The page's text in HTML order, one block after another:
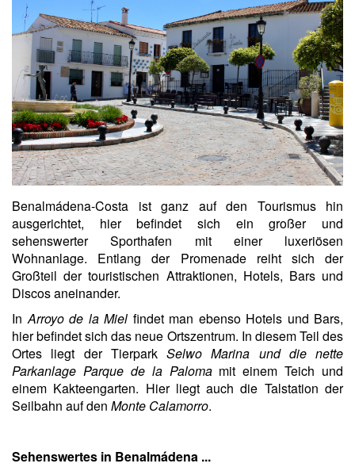
Benalmádena-Costa ist ganz auf den Tourismus hin
ausgerichtet, hier befindet sich ein großer und
sehenswerter Sporthafen mit einer luxeriösen
Wohnanlage. Entlang der Promenade reiht sich der
Großteil der touristischen Attraktionen, Hotels, Bars und
Discos aneinander.
In Arroyo de la Miel findet man ebenso Hotels und Bars,
hier befindet sich das neue Ortszentrum. In diesem Teil des
Ortes liegt der Tierpark Selwo Marina und die nette
Parkanlage Parque de la Palomamit einem Teich und
einem Kakteengarten. Hier liegt auch die Talstation der
Seilbahn auf den Monte Calamorro.
Sehenswertes in Benalmádena ...